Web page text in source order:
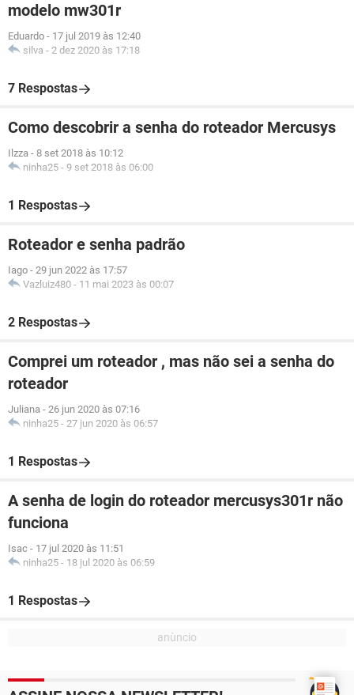
modelo mw301r
Eduardo - 17 jul 2019 às 12:40
silva - 2 dez 2020 às 17:18
7 Respostas
Como descobrir a senha do roteador Mercusys
Ilzza - 8 set 2018 às 10:12
ninha25 - 9 set 2018 às 06:00
1 Respostas
Roteador e senha padrão
Iago - 29 jun 2022 às 17:57
Vazluiz480 - 11 mai 2023 às 00:07
2 Respostas
Comprei um roteador , mas não sei a senha do
roteador
Juliana - 26 jun 2020 às 07:16
ninha25 - 27 jun 2020 às 06:57
1 Respostas
A senha de login do roteador mercusys301r não
funciona
Isac - 17 jul 2020 às 11:51
ninha25 - 18 jul 2020 às 06:59
1 Respostas